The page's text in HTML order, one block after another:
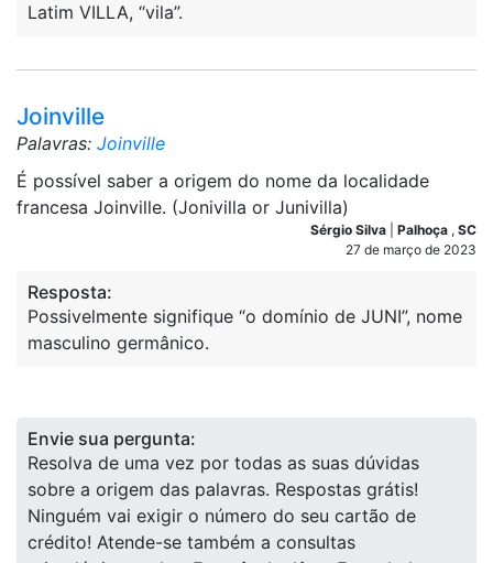
Latim VILLA, “vila”.
Joinville
Palavras: Joinville
É possível saber a origem do nome da localidade
francesa Joinville. (Jonivilla or Junivilla)
Sérgio Silva Palhoça , SC
27 de março de 2023
Resposta:
Possivelmente signifique “o domínio de JUNI”, nome
masculino germânico.
Envie sua pergunta:
Resolva de uma vez por todas as suas dúvidas
sobre a origem das palavras. Respostas grátis!
Ninguém vai exigir o número do seu cartão de
crédito! Atende-se também a consultas